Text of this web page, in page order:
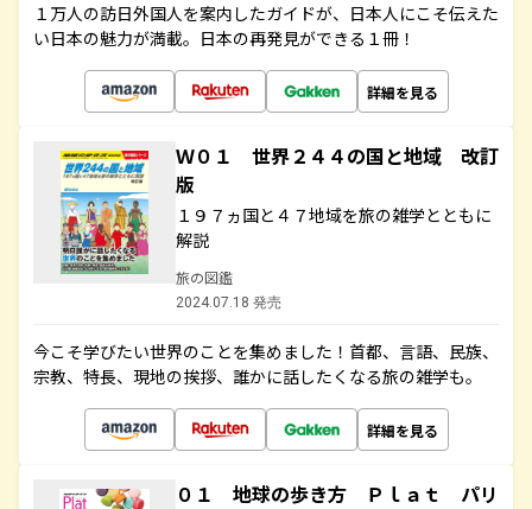
１万人の訪日外国人を案内したガイドが、日本人にこそ伝えた
い日本の魅力が満載。日本の再発見ができる１冊！
詳細を見る
Ｗ０１ 世界２４４の国と地域 改訂
版
１９７ヵ国と４７地域を旅の雑学とともに
解説
旅の図鑑
2024.07.18 発売
今こそ学びたい世界のことを集めました！首都、言語、民族、
宗教、特長、現地の挨拶、誰かに話したくなる旅の雑学も。
詳細を見る
０１ 地球の歩き方 Ｐｌａｔ パリ